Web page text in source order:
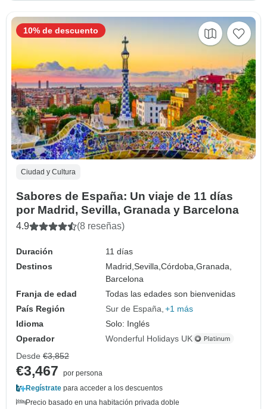
Ciudad y Cultura
Sabores de España: Un viaje de 11 días
por Madrid, Sevilla, Granada y Barcelona
4.9 (8 reseñas)
Duración
11 días
Destinos
Madrid,Sevilla,Córdoba,Granada,
Barcelona
Franja de edad
Todas las edades son bienvenidas
País Región
Sur de España +1 más
Idioma
Solo: Inglés
Operador
Wonderful Holidays UK
10% de descuento
Desde €3,852
€3,467
por persona
Regístrate para acceder a los descuentos
Precio basado en una habitación privada doble